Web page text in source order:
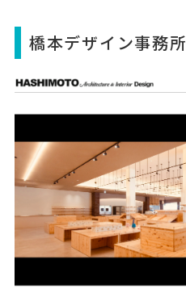
橋本デザイン事務所